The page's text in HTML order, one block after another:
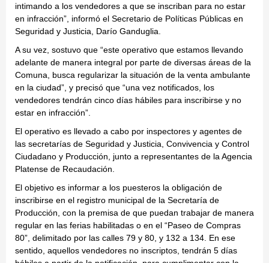
intimando a los vendedores a que se inscriban para no estar
en infracción”, informó el Secretario de Políticas Públicas en
Seguridad y Justicia, Darío Ganduglia.
A su vez, sostuvo que “este operativo que estamos llevando
adelante de manera integral por parte de diversas áreas de la
Comuna, busca regularizar la situación de la venta ambulante
en la ciudad”, y precisó que “una vez notificados, los
vendedores tendrán cinco días hábiles para inscribirse y no
estar en infracción”.
El operativo es llevado a cabo por inspectores y agentes de
las secretarías de Seguridad y Justicia, Convivencia y Control
Ciudadano y Producción, junto a representantes de la Agencia
Platense de Recaudación.
El objetivo es informar a los puesteros la obligación de
inscribirse en el registro municipal de la Secretaría de
Producción, con la premisa de que puedan trabajar de manera
regular en las ferias habilitadas o en el “Paseo de Compras
80”, delimitado por las calles 79 y 80, y 132 a 134. En ese
sentido, aquellos vendedores no inscriptos, tendrán 5 días